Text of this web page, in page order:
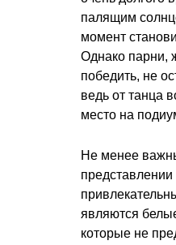
палящим
момент
Однако парни,
победить, не
ведь от танца
место на
Не менее
являются
которые не